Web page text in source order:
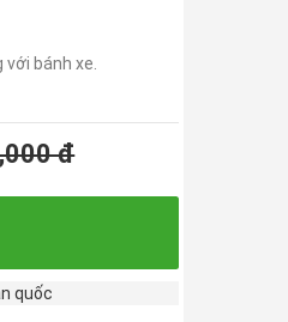
bánh xe.
đ
quốc